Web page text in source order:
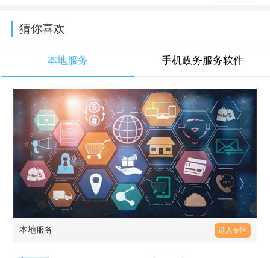
猜你喜欢
本地服务 手机政务服务软件
本地服务 进入专区